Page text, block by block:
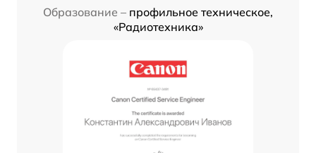
Образование – профильное техническое,
«Радиотехника»